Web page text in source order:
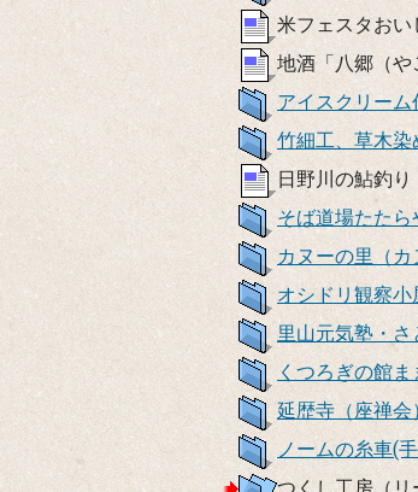
米フェスタおい
地酒「八郷（
アイスクリーム
竹細工、草木染
日野川の鮎釣り
そば道場たたら
カヌーの里（カ
オシドリ観察小
里山元気塾・さ
くつろぎの館
延歴寺（座禅会
ノームの糸車(